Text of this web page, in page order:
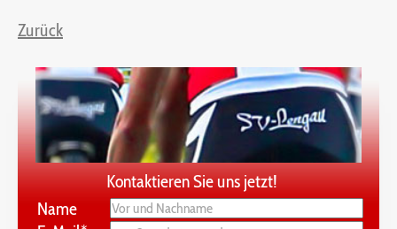
Zurück
Kontaktieren Sie uns jetzt!
Name